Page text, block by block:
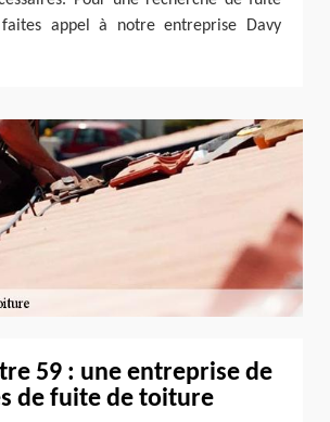
appel à notre entreprise Davy
59 : une entreprise de
de fuite de toiture